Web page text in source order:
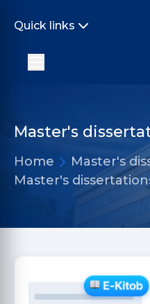
Quick links
Master's
Home
Master's
Master's